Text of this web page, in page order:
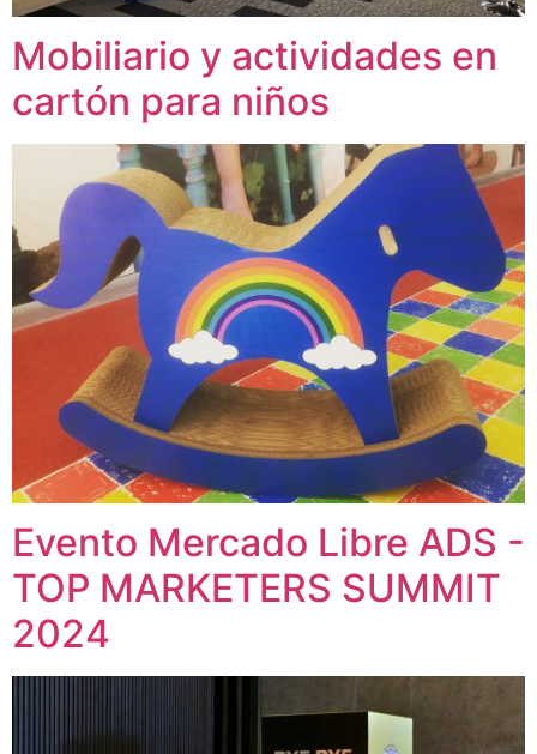
Mobiliario y actividades en
cartón para niños
Evento Mercado Libre ADS -
TOP MARKETERS SUMMIT
2024